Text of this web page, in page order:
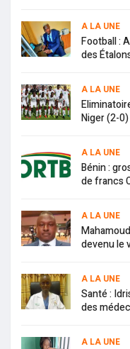
A LA UNE
Football :
des
A LA UNE
Niger (2-0)
A LA UNE
Bénin :
de francs
A LA UNE
devenu le
A LA UNE
Santé :
des
A LA UNE